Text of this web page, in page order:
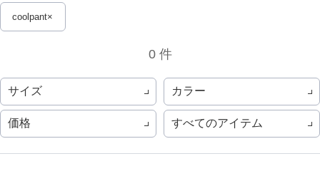
coolpant
0 件
サイズ カラー
価格 すべてのアイテム